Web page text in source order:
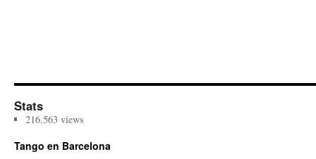
Stats
216.563 views
Tango en Barcelona